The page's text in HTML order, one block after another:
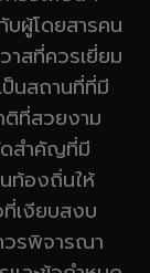
ผู้โดยสารคน
าสที่ควรเยี่ยม
ป็นสถานที่ที่มี
ติที่สวยงาม
ดสำคัญที่มี
ท้องถิ่นให้
เงียบสงบ
วรพิจารณา